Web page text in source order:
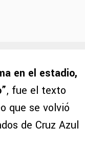
en el estadio,
, fue el texto
que se volvió
de Cruz Azul